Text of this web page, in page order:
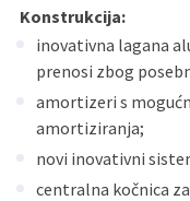
Konstrukcija:
inovativna lagana
prenosi zbog
amortizeri s
amortiziranja;
novi inovativni
centralna kočnica